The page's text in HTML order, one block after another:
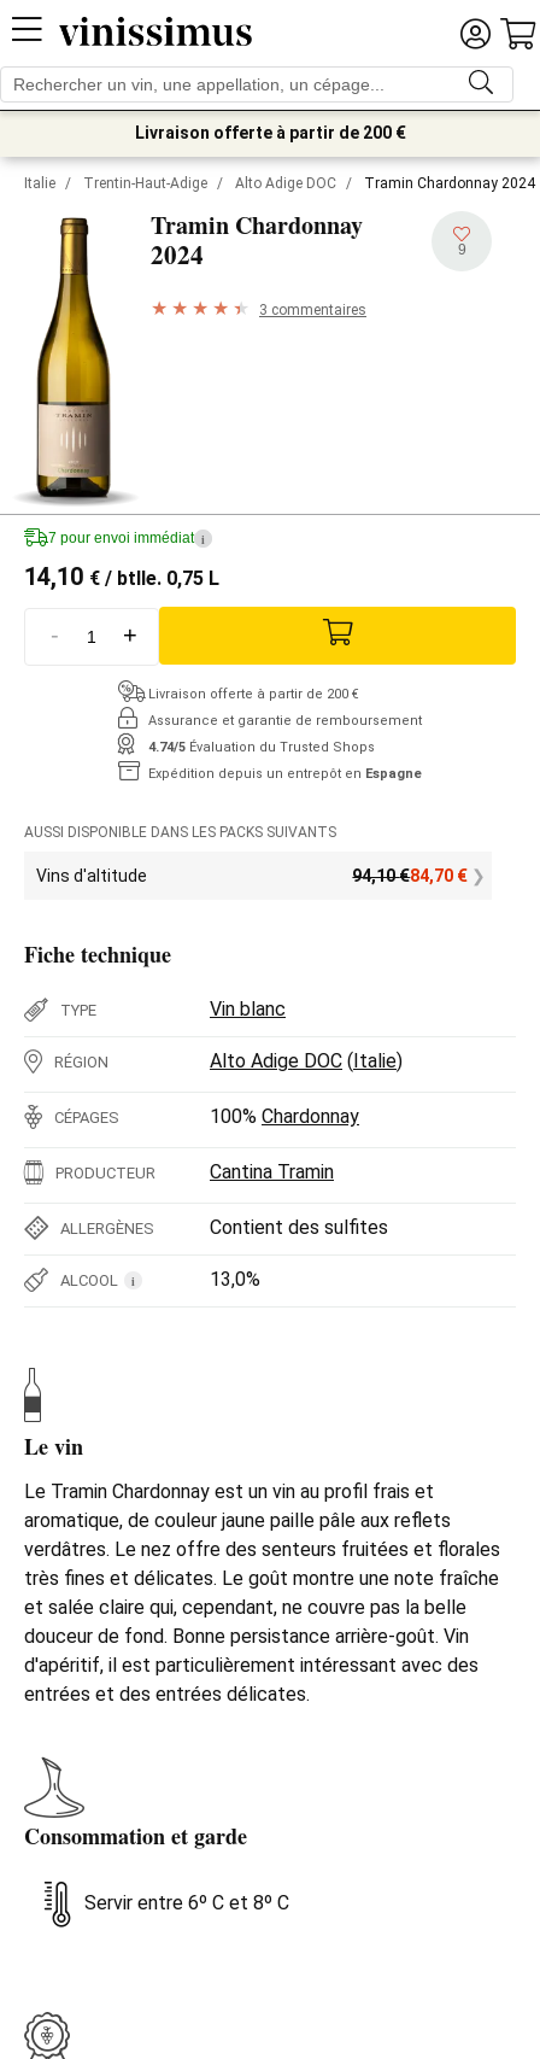
Livraison offerte à partir de 200 €
Italie / Trentin-Haut-Adige / Alto Adige DOC / Tramin Chardonnay 2024
Tramin Chardonnay
2024 9
3 commentaires
7 pour envoi immédiat i
14,10 € / btlle. 0,75 L
- +
Livraison offerte à partir de 200 €
Assurance et garantie de remboursement
4.74/5 Évaluation du Trusted Shops
Expédition depuis un entrepôt en Espagne
AUSSI DISPONIBLE DANS LES PACKS SUIVANTS
Vins d'altitude 94,10€84,70 €
Fiche technique
TYPE Vin blanc
RÉGION Alto Adige DOC (Italie)
CÉPAGES 100% Chardonnay
PRODUCTEUR Cantina Tramin
ALLERGÈNES Contient des sulfites
ALCOOL i 13,0%
Le vin
Le Tramin Chardonnay est un vin au profil frais et
aromatique, de couleur jaune paille pâle aux reflets
verdâtres. Le nez offre des senteurs fruitées et florales
très fines et délicates. Le goût montre une note fraîche
et salée claire qui, cependant, ne couvre pas la belle
douceur de fond. Bonne persistance arrière-goût. Vin
d'apéritif, il est particulièrement intéressant avec des
entrées et des entrées délicates.
Consommation et garde
Servir entre 6º C et 8º C